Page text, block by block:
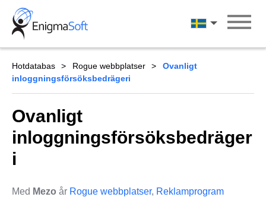
Skip
content
Svenska
Hotdatabas Rogue webbplatser
Ovanligt
inloggningsförsöksbedrägeri
Ovanligt
inloggningsförsöksbedräger
i
Med Mezo år Rogue webbplatser, Reklamprogram